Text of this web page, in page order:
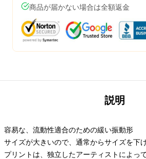
商品が届かない場合は全額返金
説明
容易な、流動性適合のための緩い振動形
サイズが大きいので、通常からサイズを下
プリントは、独立したアーティストによっ